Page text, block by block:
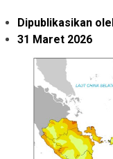
Dipublikasikan
31 Maret 2026